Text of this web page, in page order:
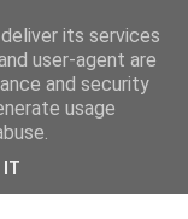
și opinie;
its services
user-agent are
and security
usage
IT